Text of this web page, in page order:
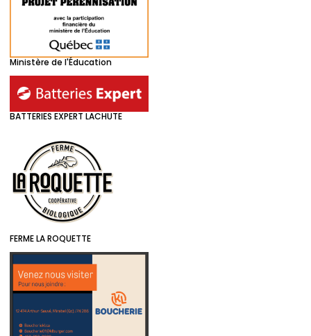
Ministère de l'Éducation
BATTERIES EXPERT LACHUTE
FERME LA ROQUETTE